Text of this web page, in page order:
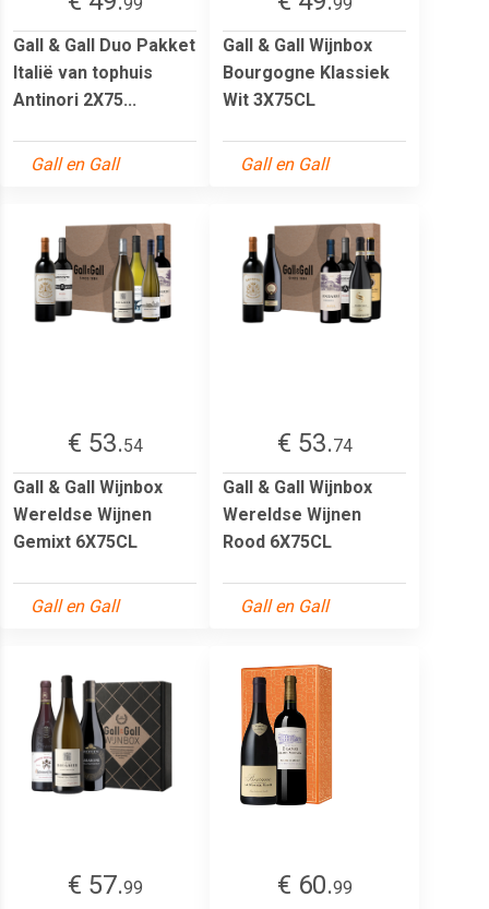
Gall & Gall Duo Pakket
Italië van tophuis
Antinori 2X75...
Gall en Gall
Gall & Gall Wijnbox
Bourgogne Klassiek
Wit 3X75CL
Gall en Gall
€ 53.54
Gall & Gall Wijnbox
Wereldse Wijnen
Gemixt 6X75CL
Gall en Gall
€ 53.74
Gall & Gall Wijnbox
Wereldse Wijnen
Rood 6X75CL
Gall en Gall
€ 57.99
€ 60.99